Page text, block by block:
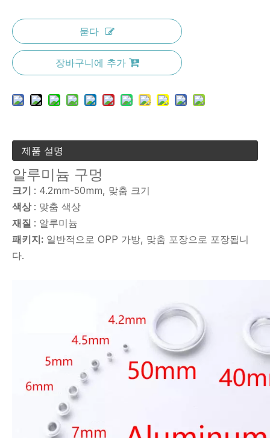
묻다
장바구니에 추가
제품 설명
알루미늄 구멍
크기 : 4.2mm-50mm, 맞춤 크기
색상 : 맞춤 색상
재질 : 알루미늄
패키지: 일반적으로 OPP 가방, 맞춤 포장으로 포장됩니
다.